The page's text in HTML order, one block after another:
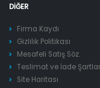
DIĞER
Firma Kaydı
Gizlilik Politikası
Mesafeli Satış Söz.
Teslimat ve İade
Site Haritası